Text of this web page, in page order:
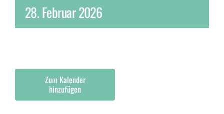
28. Februar 2026
Zum Kalender
hinzufügen